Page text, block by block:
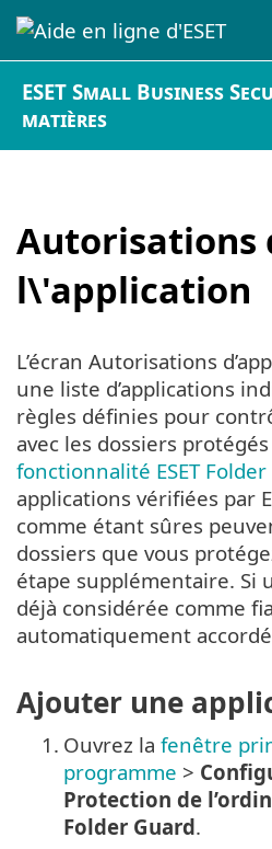
ESET Small Business
matières
Autorisations
l\'application
L’écran Autorisations
une liste d’applications
règles définies pour
avec les dossiers
fonctionnalité ESET
applications vérifiées par
comme étant sûres
dossiers que vous
étape supplémentaire. Si
déjà considérée comme
automatiquement
Ajouter une
1. Ouvrez la fenêtre
programme >
Protection de
Folder Guard.